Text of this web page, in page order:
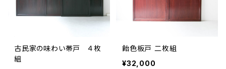
古民家の味わい帯戸 ４枚
組
飴色板戸 二枚組
¥32,000